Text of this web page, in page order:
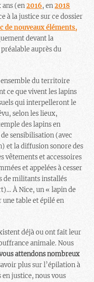
ans (en2016, en2018
à la justice sur ce dossier
de nouveaux éléments,
devant la
auprès du
du territoire
ce que vivent les lapins
qui interpelleront le
selon les lieux,
des lapins en
sensibilisation (avec
et la diffusion sonore des
vêtements et accessoires
et appelées à cesser
de militants installés
À Nice, un « lapin de
table et épilé en
déjà ou ont fait leur
animale. Nous
attendons nombreux
plus sur l’épilation à
justice, nous vous